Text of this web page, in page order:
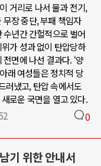
거리로 나서 물과 전기,
장 중단, 부패 책임자
년간 간헐적으로 벌어
가 성과 없이 탄압당하
면에 나선 결과다. ‘양
래 여성들은 정치적 당
러냈고, 탄압 속에서도
로운 국면을 열고 있다.
0
기 위한 안내서